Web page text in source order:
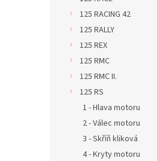
125 RACING 42
125 RALLY
125 REX
125 RMC
125 RMC II.
125 RS
1 - Hlava motoru
2 - Válec motoru
3 - Skříň kliková
4 - Kryty motoru